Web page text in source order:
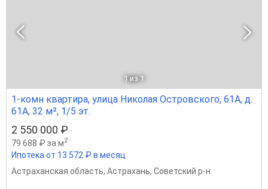
1 из 1
1-комн квартира, улица Николая Островского, 61А, д.
61А, 32 м², 1/5 эт.
2 550 000 ₽
79 688 ₽ за м2
Ипотека от 13 572 ₽ в месяц
Астраханская область, Астрахань, Советский р-н